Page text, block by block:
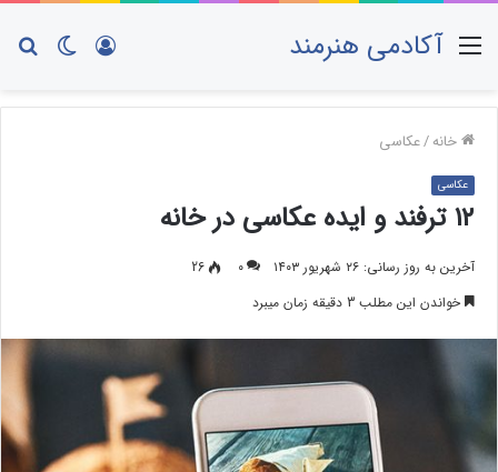
تغییر
ورود آکادمی هنرمندمنو
خانه/عکاسی
عکاسی
۱۲ ترفند و ایده عکاسی در خانه
آخرین به روز رسانی: ۲۶ شهریور ۱۴۰۳ ۰
26
خواندن این مطلب 3 دقیقه زمان میبرد